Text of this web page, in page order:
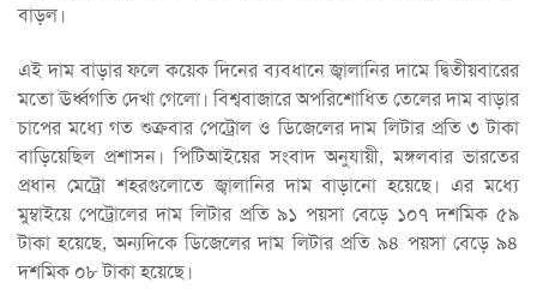
বাড়ল।
এই দাম বাড়ার ফলে কয়েক দিনের ব্যবধানে জ্বালানির দামে দ্বিতীয়বারের
মতো ঊর্ধ্বগতি দেখা গেলো। বিশ্ববাজারে অপরিশোধিত তেলের দাম বাড়ার
চাপের মধ্যে গত শুক্রবার পেট্রোল ও ডিজেলের দাম লিটার প্রতি ৩ টাকা
বাড়িয়েছিল প্রশাসন। পিটিআইয়ের সংবাদ অনুযায়ী, মঙ্গলবার ভারতের
প্রধান মেট্রো শহরগুলোতে জ্বালানির দাম বাড়ানো হয়েছে। এর মধ্যে
মুম্বাইয়ে পেট্রোলের দাম লিটার প্রতি ৯১ পয়সা বেড়ে ১০৭ দশমিক ৫৯
টাকা হয়েছে, অন্যদিকে ডিজেলের দাম লিটার প্রতি ৯৪ পয়সা বেড়ে ৯৪
দশমিক ০৮ টাকা হয়েছে।